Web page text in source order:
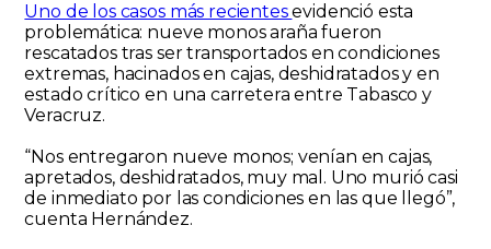
Uno de los casos más recientesevidenció esta
problemática: nueve monos araña fueron
rescatados tras ser transportados en condiciones
extremas, hacinados en cajas, deshidratados y en
estado crítico en una carretera entre Tabasco y
Veracruz.
“Nos entregaron nueve monos; venían en cajas,
apretados, deshidratados, muy mal. Uno murió casi
de inmediato por las condiciones en las que llegó”,
cuenta Hernández.